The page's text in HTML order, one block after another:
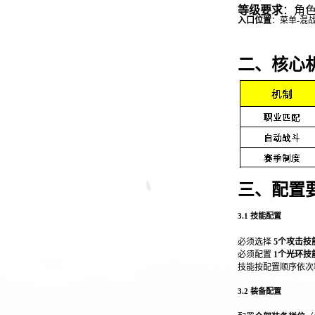
等级要求：角
入口位置：菜单-混
二、核心
三、配置
3.1 技能配置
必须选择 5个攻击技
必须配置 1个光环技
技能按配置顺序依
3.2 装备配置